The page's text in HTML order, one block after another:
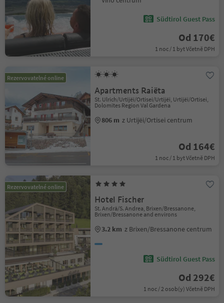
Südtirol Guest Pass
Od 170€
1 noc / 1 byt Včetně DPH
Rezervovatelné online
Apartments Raiëta
St. Ulrich/Urtijëi/Ortisei/Urtijëi, Urtijëi/Ortisei,
Dolomites Region Val Gardena
806 m z Urtijëi/Ortisei centrum
Od 164€
1 noc / 1 byt Včetně DPH
Rezervovatelné online
Hotel Fischer
St. Andrä/S. Andrea, Brixen/Bressanone,
Brixen/Bressanone and environs
3.2 km z Brixen/Bressanone centrum
Südtirol Guest Pass
Od 292€
1 noc / 2 osob(y) Včetně DPH